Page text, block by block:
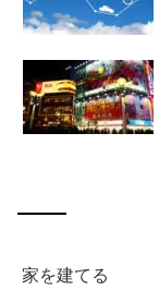
家を建てる